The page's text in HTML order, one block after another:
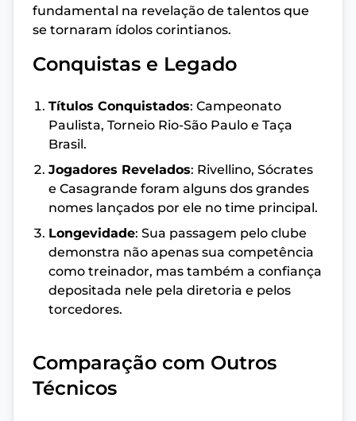
fundamental na revelação de talentos que
se tornaram ídolos corintianos.
Conquistas e Legado
Títulos Conquistados: Campeonato
Paulista, Torneio Rio-São Paulo e Taça
Brasil.
Jogadores Revelados: Rivellino, Sócrates
e Casagrande foram alguns dos grandes
nomes lançados por ele no time principal.
Longevidade: Sua passagem pelo clube
demonstra não apenas sua competência
como treinador, mas também a confiança
depositada nele pela diretoria e pelos
torcedores.
Comparação com Outros
Técnicos